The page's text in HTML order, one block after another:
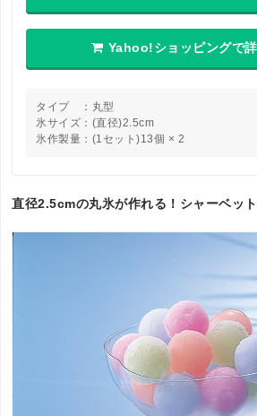
Yahoo!ショッピングで
タイプ ：丸型
氷サイズ：(直径)2.5cm
氷作製量：(1セット)13個 × 2
直径2.5cmの丸氷が作れる！シャーベッ